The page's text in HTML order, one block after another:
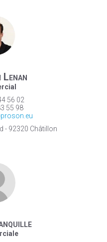
56 02
55 98
- 92320 Châtillon